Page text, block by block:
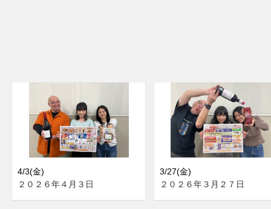
4/3(金)
２０２６年４月３日
3/27(金)
２０２６年３月２７日